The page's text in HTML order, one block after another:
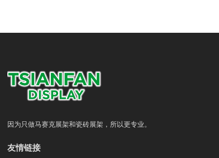
因为只做马赛克展架和瓷砖展架，所以更专业。
友情链接